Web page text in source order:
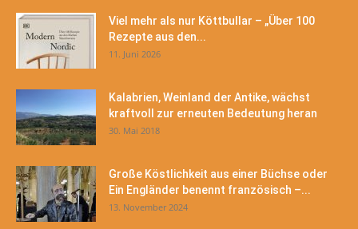
Viel mehr als nur Köttbullar – „Über 100
Rezepte aus den...
11. Juni 2026
Kalabrien, Weinland der Antike, wächst
kraftvoll zur erneuten Bedeutung heran
30. Mai 2018
Große Köstlichkeit aus einer Büchse oder
Ein Engländer benennt französisch –...
13. November 2024